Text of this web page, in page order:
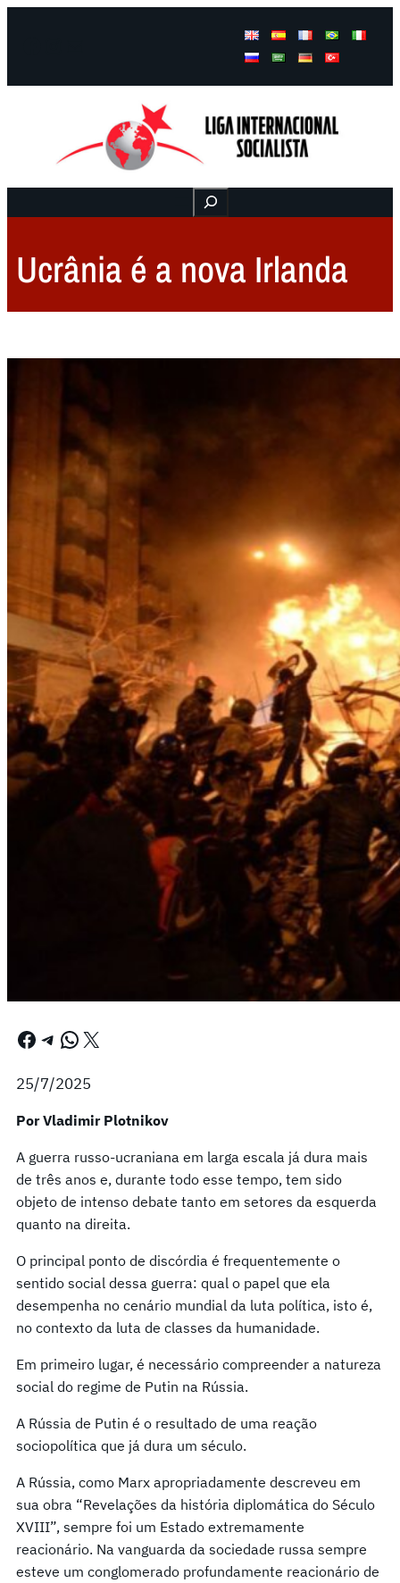
Buscar
Ucrânia é a nova Irlanda
Facebook Telegram WhatsApp X
25/7/2025
Por Vladimir Plotnikov
A guerra russo-ucraniana em larga escala já dura mais
de três anos e, durante todo esse tempo, tem sido
objeto de intenso debate tanto em setores da esquerda
quanto na direita.
O principal ponto de discórdia é frequentemente o
sentido social dessa guerra: qual o papel que ela
desempenha no cenário mundial da luta política, isto é,
no contexto da luta de classes da humanidade.
Em primeiro lugar, é necessário compreender a natureza
social do regime de Putin na Rússia.
A Rússia de Putin é o resultado de uma reação
sociopolítica que já dura um século.
A Rússia, como Marx apropriadamente descreveu em
sua obra “Revelações da história diplomática do Século
XVIII”, sempre foi um Estado extremamente
reacionário. Na vanguarda da sociedade russa sempre
esteve um conglomerado profundamente reacionário de